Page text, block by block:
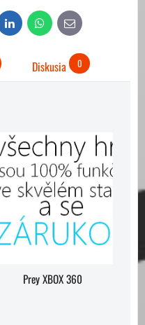
LinkedIn WhatsAppE-
mail
Diskusia 0
Prey XBOX 360